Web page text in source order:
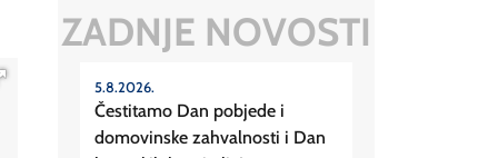
ZADNJE NOVOSTI
5.8.2026.
Čestitamo Dan pobjede i
domovinske zahvalnosti i Dan